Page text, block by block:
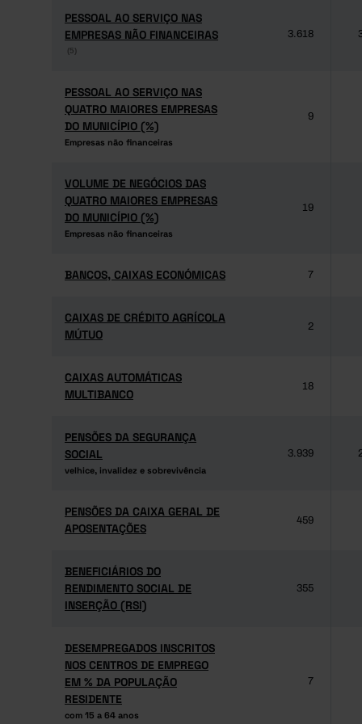
PESSOAL AO SERVIÇO NAS
EMPRESAS NÃO FINANCEIRAS
(5)
PESSOAL AO SERVIÇO NAS
EMPRESAS NÃO FINANCEIRAS
(5)
3.618
PESSOAL AO SERVIÇO NAS
QUATRO MAIORES EMPRESAS
DO MUNICÍPIO (%)
Empresas não financeiras
PESSOAL AO SERVIÇO NAS
QUATRO MAIORES EMPRESAS
DO MUNICÍPIO (%)
Empresas não financeiras
9
VOLUME DE NEGÓCIOS DAS
QUATRO MAIORES EMPRESAS
DO MUNICÍPIO (%)
Empresas não financeiras
VOLUME DE NEGÓCIOS DAS
QUATRO MAIORES EMPRESAS
DO MUNICÍPIO (%)
Empresas não financeiras
19
BANCOS, CAIXAS ECONÓMICAS
BANCOS, CAIXAS ECONÓMICAS 7
CAIXAS DE CRÉDITO AGRÍCOLA
MÚTUO
CAIXAS DE CRÉDITO AGRÍCOLA
MÚTUO
2
CAIXAS AUTOMÁTICAS
MULTIBANCO
CAIXAS AUTOMÁTICAS
MULTIBANCO
18
PENSÕES DA SEGURANÇA
SOCIAL
velhice, invalidez e sobrevivência
PENSÕES DA SEGURANÇA
SOCIAL
velhice, invalidez e sobrevivência
3.939
PENSÕES DA CAIXA GERAL DE
APOSENTAÇÕES
PENSÕES DA CAIXA GERAL DE
APOSENTAÇÕES
459
BENEFICIÁRIOS DO
RENDIMENTO SOCIAL DE
INSERÇÃO (RSI)
BENEFICIÁRIOS DO
RENDIMENTO SOCIAL DE
INSERÇÃO (RSI)
355
DESEMPREGADOS INSCRITOS
NOS CENTROS DE EMPREGO
EM % DA POPULAÇÃO
RESIDENTE
com 15 a 64 anos
DESEMPREGADOS INSCRITOS
NOS CENTROS DE EMPREGO
EM % DA POPULAÇÃO
RESIDENTE
com 15 a 64 anos
7